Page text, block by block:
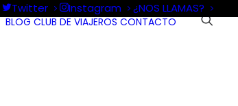
Twitter Instagram ¿NOS LLAMAS?
BLOG CLUB DE VIAJEROS CONTACTO